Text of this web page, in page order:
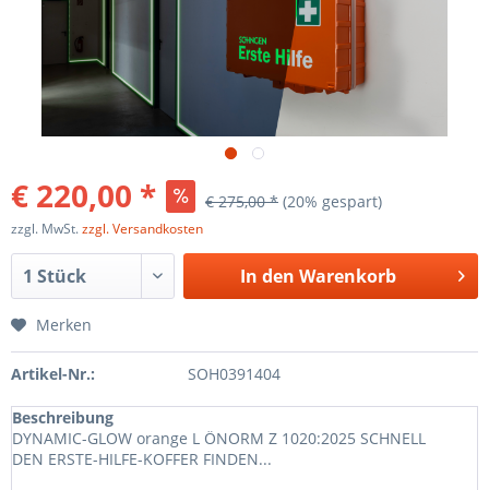
€ 220,00 * € 275,00 * (20% gespart)
zzgl. MwSt.zzgl. Versandkosten
In den Warenkorb
Merken
Artikel-Nr.: SOH0391404
Beschreibung
DYNAMIC-GLOW orange L ÖNORM Z 1020:2025 SCHNELL
DEN ERSTE-HILFE-KOFFER FINDEN...